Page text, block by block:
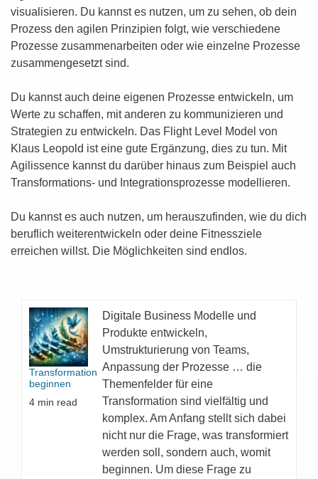
visualisieren. Du kannst es nutzen, um zu sehen, ob dein
Prozess den agilen Prinzipien folgt, wie verschiedene
Prozesse zusammenarbeiten oder wie einzelne Prozesse
zusammengesetzt sind.
Du kannst auch deine eigenen Prozesse entwickeln, um
Werte zu schaffen, mit anderen zu kommunizieren und
Strategien zu entwickeln. Das Flight Level Model von
Klaus Leopold ist eine gute Ergänzung, dies zu tun. Mit
Agilissence kannst du darüber hinaus zum Beispiel auch
Transformations- und Integrationsprozesse modellieren.
Du kannst es auch nutzen, um herauszufinden, wie du dich
beruflich weiterentwickeln oder deine Fitnessziele
erreichen willst. Die Möglichkeiten sind endlos.
Transformation
beginnen
4 min read
Digitale Business Modelle und
Produkte entwickeln,
Umstrukturierung von Teams,
Anpassung der Prozesse … die
Themenfelder für eine
Transformation sind vielfältig und
komplex. Am Anfang stellt sich dabei
nicht nur die Frage, was transformiert
werden soll, sondern auch, womit
beginnen. Um diese Frage zu